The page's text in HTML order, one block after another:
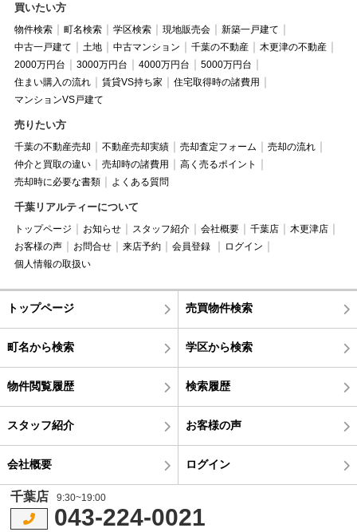
買いたい方
物件検索 町名検索 学区検索 現地販売会
新築一戸建て
中古一戸建て
土地 中古マンション 千葉の不動産
木更津の不動産
2000万円台
3000万円台 4000万円台
5000万円台
住まい購入の流れ
賃貸VS持ち家
住宅取得時の諸費用
マンションVS戸建て
売りたい方
千葉の不動産売却 不動産売却実績 売却査定フォーム
売却の流れ
仲介と買取の違い
売却時の諸費用
高く売るポイント
売却時に必要な書類
よくある質問
千葉リアルティーについて
トップページ お知らせ スタッフ紹介 会社概要 千葉店
木更津店
お客様の声
お問合せ 来店予約 会員登録
ログイン
個人情報の取扱い
トップページ 売買物件検索
町名から検索 学区から検索
物件閲覧履歴 検索履歴
スタッフ紹介 お客様の声
会社概要 ログイン
千葉店 9:30~19:00
043-224-0021